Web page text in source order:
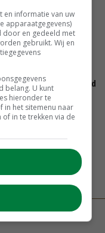
‘Bezoek van
groente plukken’
doet het verrassend
meer problemen:
zorgen voor meer
en informatie van uw
apparaatgegevens)
door en gedeeld met
gebruikt. Wij en
belang. U kunt
hieronder te
in het sitemenu naar
in te trekken via de